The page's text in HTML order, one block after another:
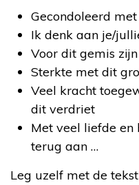
Gecondoleerd
Ik denk aan je/
Voor dit gemis
Sterkte met dit
Veel kracht
dit verdriet
Met veel liefde
terug aan …
Leg uzelf met de